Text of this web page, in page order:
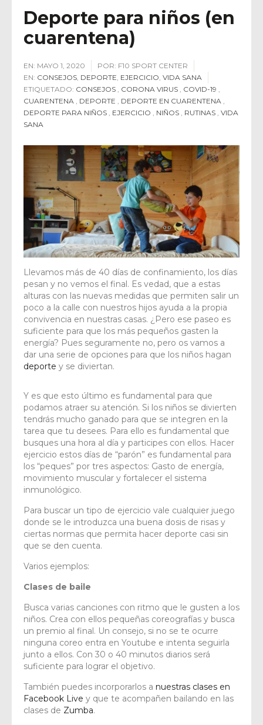
Deporte para niños (en
cuarentena)
EN: MAYO 1, 2020 POR: F10 SPORT CENTER
EN: CONSEJOS, DEPORTE, EJERCICIO, VIDA SANA
ETIQUETADO: CONSEJOS , CORONA VIRUS , COVID-19 ,
CUARENTENA , DEPORTE , DEPORTE EN CUARENTENA ,
DEPORTE PARA NIÑOS , EJERCICIO , NIÑOS , RUTINAS , VIDA
SANA
Llevamos más de 40 días de confinamiento, los días
pesan y no vemos el final. Es vedad, que a estas
alturas con las nuevas medidas que permiten salir un
poco a la calle con nuestros hijos ayuda a la propia
convivencia en nuestras casas. ¿Pero ese paseo es
suficiente para que los más pequeños gasten la
energía? Pues seguramente no, pero os vamos a
dar una serie de opciones para que los niños hagan
deporte y se diviertan.
Y es que esto último es fundamental para que
podamos atraer su atención. Si los niños se divierten
tendrás mucho ganado para que se integren en la
tarea que tu desees. Para ello es fundamental que
busques una hora al día y participes con ellos. Hacer
ejercicio estos días de “parón” es fundamental para
los “peques” por tres aspectos: Gasto de energía,
movimiento muscular y fortalecer el sistema
inmunológico.
Para buscar un tipo de ejercicio vale cualquier juego
donde se le introduzca una buena dosis de risas y
ciertas normas que permita hacer deporte casi sin
que se den cuenta.
Varios ejemplos:
Clases de baile
Busca varias canciones con ritmo que le gusten a los
niños. Crea con ellos pequeñas coreografías y busca
un premio al final. Un consejo, si no se te ocurre
ninguna coreo entra en Youtube e intenta seguirla
junto a ellos. Con 30 o 40 minutos diarios será
suficiente para lograr el objetivo.
También puedes incorporarlos a nuestras clases en
Facebook Live y que te acompañen bailando en las
clases de Zumba.